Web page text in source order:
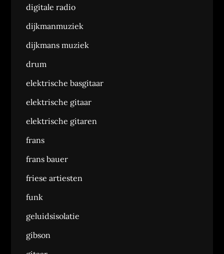
digitale radio
dijkmanmuziek
dijkmans muziek
drum
elektrische basgitaar
elektrische gitaar
elektrische gitaren
frans
frans bauer
friese artiesten
funk
geluidsisolatie
gibson